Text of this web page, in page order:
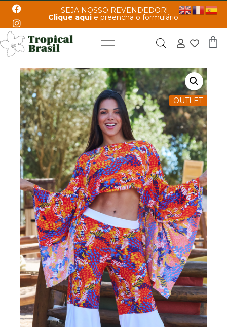
SEJA NOSSO REVENDEDOR!
Clique aqui e preencha o formulário.
OUTLET